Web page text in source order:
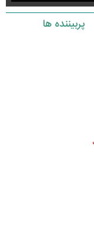
پربیننده ها